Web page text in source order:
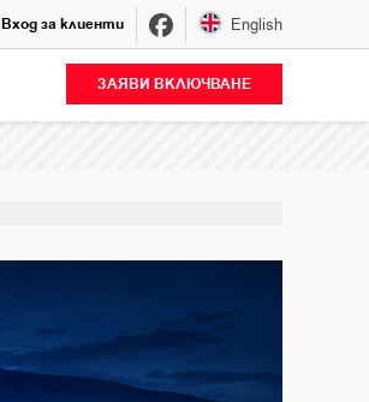
Вход за клиенти English
ЗАЯВИ ВКЛЮЧВАНЕ